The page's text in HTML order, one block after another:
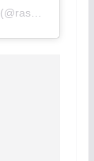
(@rasheldiaz) el